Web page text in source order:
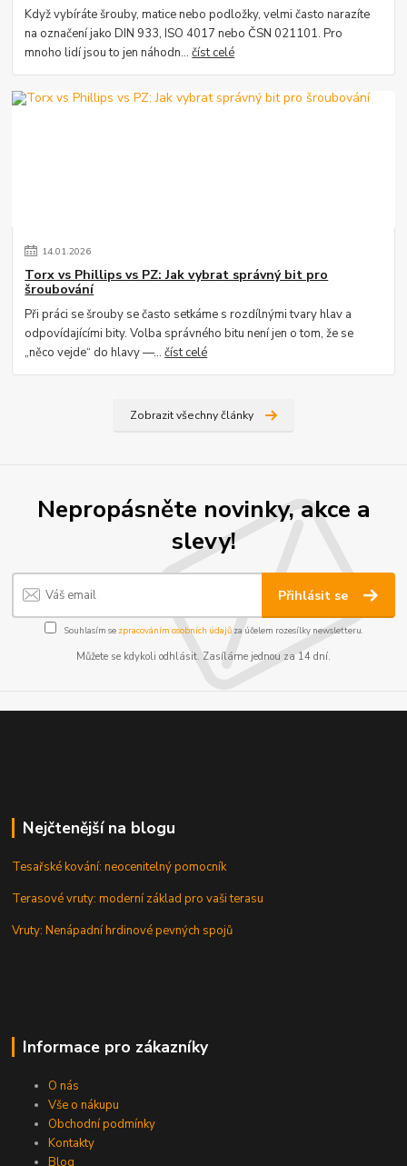
Když vybíráte šrouby, matice nebo podložky, velmi často narazíte
na označení jako DIN 933, ISO 4017 nebo ČSN 021101. Pro
mnoho lidí jsou to jen náhodn...číst celé
14.01.2026
Torx vs Phillips vs PZ: Jak vybrat správný bit pro
šroubování
Při práci se šrouby se často setkáme s rozdílnými tvary hlav a
odpovídajícími bity. Volba správného bitu není jen o tom, že se
„něco vejde“ do hlavy —...číst celé
Zobrazit všechny články
Nepropásněte novinky, akce a
slevy!
Přihlásit se
Souhlasím se zpracováním osobních údajůza účelem rozesílky newsletteru.
Můžete se kdykoli odhlásit. Zasíláme jednou za 14 dní.
Nejčtenější na blogu
Tesařské kování: neocenitelný pomocník
Terasové vruty: moderní základ pro vaši terasu
Vruty: Nenápadní hrdinové pevných spojů
Informace pro zákazníky
O nás
Vše o nákupu
Obchodní podmínky
Kontakty
Blog